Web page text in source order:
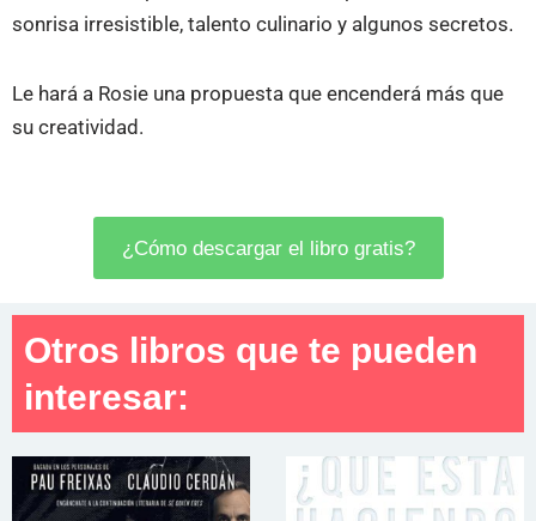
sonrisa irresistible, talento culinario y algunos secretos.
Le hará a Rosie una propuesta que encenderá más que
su creatividad.
¿Cómo descargar el libro gratis?
Otros libros que te pueden
interesar: